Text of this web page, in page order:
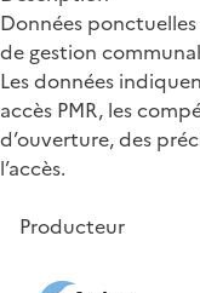
Données
de gestion
Les données
accès PMR, les
d’ouverture, des
l’accès.
Producteur